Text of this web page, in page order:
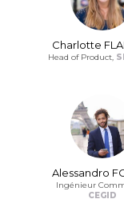
Charlotte
Head of Product,
Alessandro
Ingénieur
CEGID